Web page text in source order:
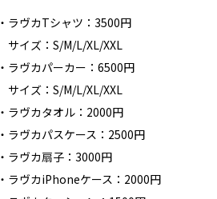
・ラヴカTシャツ：3500円
サイズ：S/M/L/XL/XXL
・ラヴカパーカー：6500円
サイズ：S/M/L/XL/XXL
・ラヴカタオル：2000円
・ラヴカパスケース：2500円
・ラヴカ扇子：3000円
・ラヴカiPhoneケース：2000円